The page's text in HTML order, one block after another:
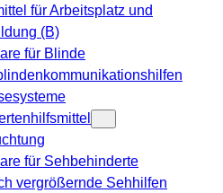
für Arbeitsplatz und
(B)
für Blinde
für Sehbehinderte
vergrößernde Sehhilfen